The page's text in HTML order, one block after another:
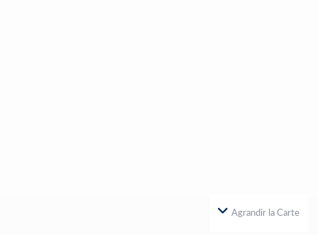
Agrandir la Carte